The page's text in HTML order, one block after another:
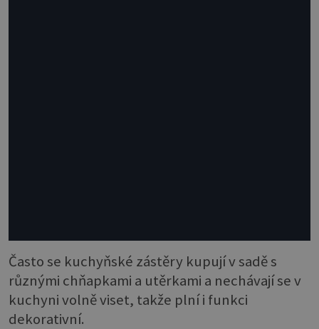
Často se kuchyňské zástěry kupují v sadě s
různými chňapkami a utěrkami a nechávají se v
kuchyni volně viset, takže plní i funkci
dekorativní.